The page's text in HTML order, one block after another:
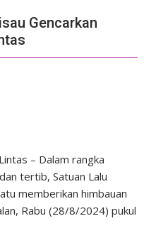
Gencarkan
– Dalam rangka
tertib, Satuan Lalu
memberikan himbauan
Rabu (28/8/2024) pukul